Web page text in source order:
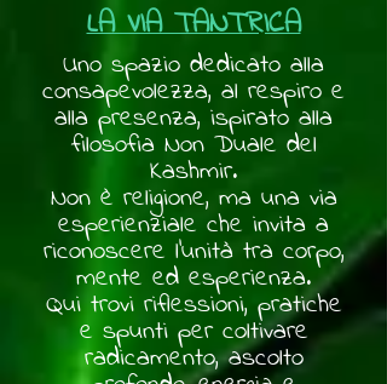
LA VIA TANTRICA
Uno spazio dedicato alla
consapevolezza, al respiro e
alla presenza, ispirato alla
filosofia Non Duale del
Kashmir.
Non è religione, ma una via
esperienziale che invita a
riconoscere l'unità tra corpo,
mente ed esperienza.
Qui trovi riflessioni, pratiche
e spunti per coltivare
radicamento, ascolto